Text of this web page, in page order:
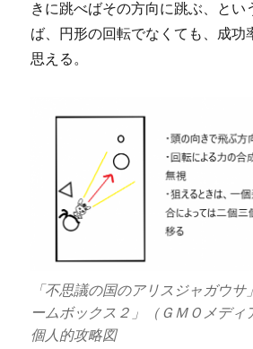
きに跳べばその方向に跳ぶ、とい
ば、円形の回転でなくても、成功
思える。
「不思議の国のアリスジャガウ
ームボックス２」（ ＧＭＯメディ
個人的攻略図